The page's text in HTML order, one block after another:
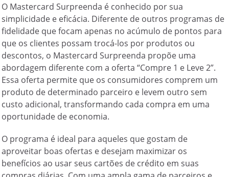
O Mastercard Surpreenda é conhecido por sua
simplicidade e eficácia. Diferente de outros programas de
fidelidade que focam apenas no acúmulo de pontos para
que os clientes possam trocá-los por produtos ou
descontos, o Mastercard Surpreenda propõe uma
abordagem diferente com a oferta “Compre 1 e Leve 2”.
Essa oferta permite que os consumidores comprem um
produto de determinado parceiro e levem outro sem
custo adicional, transformando cada compra em uma
oportunidade de economia.
O programa é ideal para aqueles que gostam de
aproveitar boas ofertas e desejam maximizar os
benefícios ao usar seus cartões de crédito em suas